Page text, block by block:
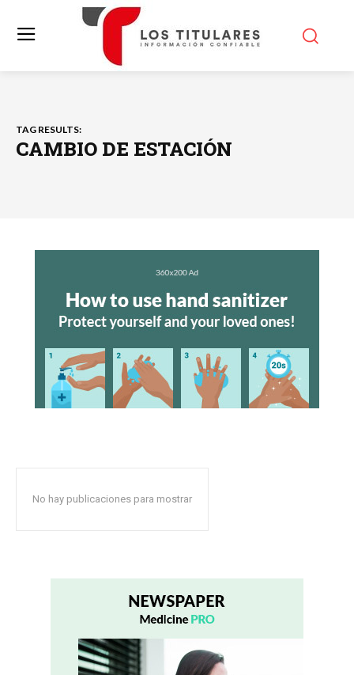
TAG RESULTS:
CAMBIO DE ESTACIÓN
No hay publicaciones para mostrar